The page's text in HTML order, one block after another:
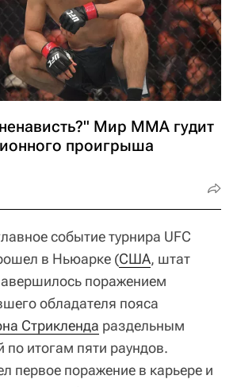
Мир ММА гудит
проигрыша
событие турнира UFC
в Ньюарке (США, штат
поражением
обладателя пояса
Стрикленда раздельным
по итогам пяти раундов.
первое поражение в карьере и